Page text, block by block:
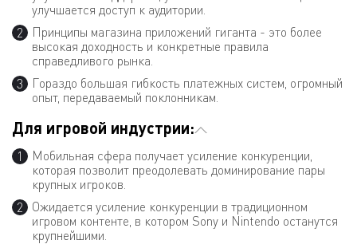
улучшается доступ к аудитории.
Принципы магазина приложений гиганта - это более
высокая доходность и конкретные правила
справедливого рынка.
Гораздо большая гибкость платежных систем, огромный
опыт, передаваемый поклонникам.
Для игровой индустрии:
Мобильная сфера получает усиление конкуренции,
которая позволит преодолевать доминирование пары
крупных игроков.
Ожидается усиление конкуренции в традиционном
игровом контенте, в котором Sony и Nintendo останутся
крупнейшими.